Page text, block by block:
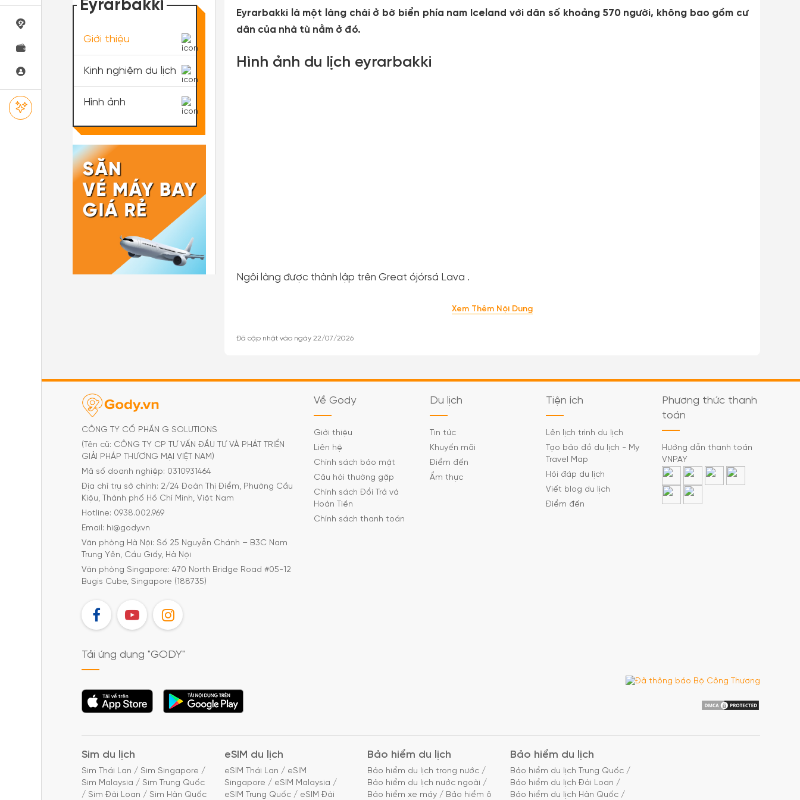
Eyrarbakki là một làng chài ở bờ biển phía nam Iceland với dân số khoảng 570 người, không bao gồm cư
dân của nhà tù nằm ở đó.
Hình ảnh du lịch eyrarbakki
Ngôi làng được thành lập trên Great ójórsá Lava .
Xem Thêm Nội Dung
Đã cập nhật vào ngày 22/07/2026
Eyrarbakki
Giới thiệu
Kinh nghiệm du lịch
Hình ảnh
CÔNG TY CỔ PHẦN G SOLUTIONS
(Tên cũ: CÔNG TY CP TƯ VẤN ĐẦU TƯ VÀ PHÁT TRIỂN
GIẢI PHÁP THƯƠNG MẠI VIỆT NAM)
Mã số doanh nghiệp: 0310931464
Địa chỉ trụ sở chính: 2/24 Đoàn Thị Điểm, Phường Cầu
Kiệu, Thành phố Hồ Chí Minh, Việt Nam
Hotline: 0938.002.969
Email: hi@gody.vn
Văn phòng Hà Nội: Số 25 Nguyễn Chánh – B3C Nam
Trung Yên, Cầu Giấy, Hà Nội
Văn phòng Singapore: 470 North Bridge Road #05-12
Bugis Cube, Singapore (188735)
FB YT IG
Về Gody
Giới thiệu
Liên hệ
Chính sách bảo mật
Câu hỏi thường gặp
Chính sách Đổi Trả và
Hoàn Tiền
Chính sách thanh toán
Du lịch
Tin tức
Khuyến mãi
Điểm đến
Ẩm thực
Tiện ích
Lên lịch trình du lịch
Tạo bảo đồ du lịch - My
Travel Map
Hỏi đáp du lịch
Viết blog du lịch
Điểm đến
Phương thức thanh
toán
Hướng dẫn thanh toán
VNPAY
Tải ứng dụng "GODY"
Tải ứng dụng Tải ứng dụng
Sim du lịch
Sim Thái Lan / Sim Singapore /
Sim Malaysia / Sim Trung Quốc
/ Sim Đài Loan / Sim Hàn Quốc
eSIM du lịch
eSIM Thái Lan / eSIM
Singapore / eSIM Malaysia /
eSIM Trung Quốc / eSIM Đài
Bảo hiểm du lịch
Bảo hiểm du lịch trong nước /
Bảo hiểm du lịch nước ngoài /
Bảo hiểm xe máy / Bảo hiểm ô
Bảo hiểm du lịch
Bảo hiểm du lịch Trung Quốc /
Bảo hiểm du lịch Đài Loan /
Bảo hiểm du lịch Hàn Quốc /